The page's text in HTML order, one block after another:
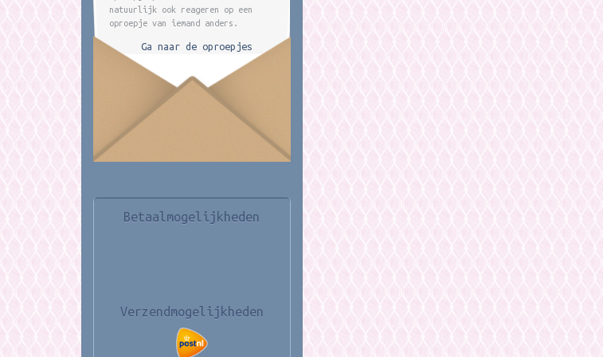
natuurlijk ook reageren op een
oproepje van iemand anders.
Ga naar de oproepjes
Betaalmogelijkheden
Verzendmogelijkheden